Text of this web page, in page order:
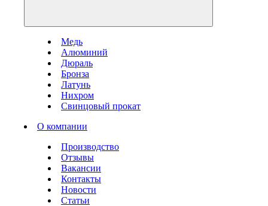
Медь
Алюминий
Дюраль
Бронза
Латунь
Нихром
Свинцовый прокат
О компании
Производство
Отзывы
Вакансии
Контакты
Новости
Статьи